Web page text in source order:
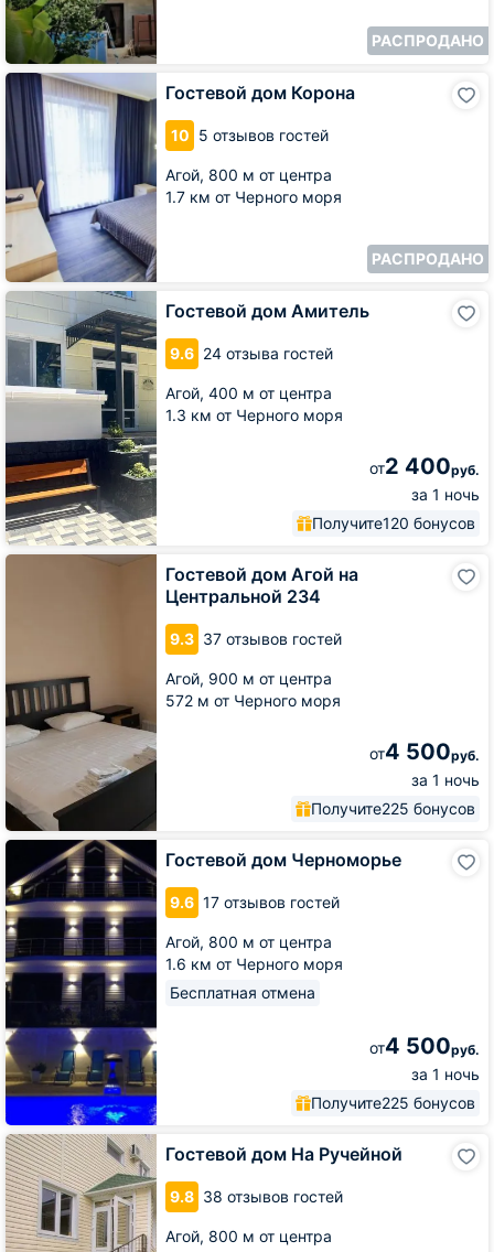
РАСПРОДАНО
Гостевой дом Корона
10 5 отзывов гостей
Агой, 800 м от центра
1.7 км от Черного моря
РАСПРОДАНО
Гостевой
дом
Корона
Гостевой дом Амитель
9.6 24 отзыва гостей
Агой, 400 м от центра
1.3 км от Черного моря
от2 400руб.
за 1 ночь
Получите120 бонусов
Гостевой
дом
Амитель
Гостевой дом Агой на
Центральной 234
9.3 37 отзывов гостей
Агой, 900 м от центра
572 м от Черного моря
от4 500руб.
за 1 ночь
Получите225 бонусов
Гостевой
Гостевой дом Черноморье
9.6 17 отзывов гостей
Агой, 800 м от центра
1.6 км от Черного моря
Бесплатная отмена
от4 500руб.
за 1 ночь
Получите225 бонусов
Гостевой
Черноморье
Гостевой дом На Ручейной
9.8 38 отзывов гостей
Агой, 800 м от центра
Гостевой
дом
На
Ручейной